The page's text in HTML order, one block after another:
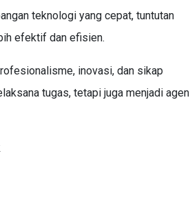
teknologi yang cepat, tuntutan
efektif dan efisien.
inovasi, dan sikap
tugas, tetapi juga menjadi agen